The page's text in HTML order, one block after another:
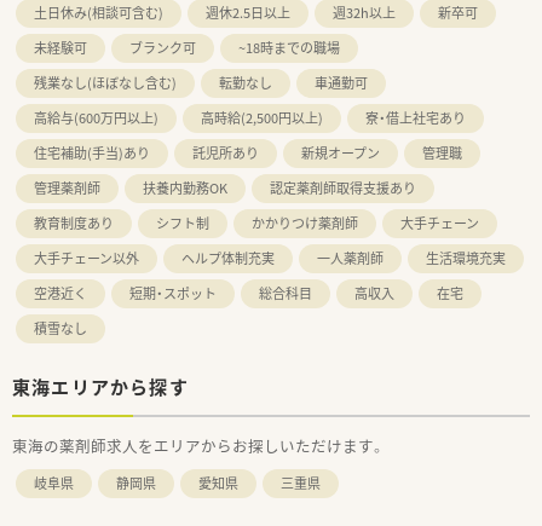
土日休み(相談可含む)
週休2.5日以上 週32h以上
新卒可
未経験可
ブランク可
~18時までの職場
残業なし(ほぼなし含む)
転勤なし
車通勤可
高給与(600万円以上)
高時給(2,500円以上)
寮・借上社宅あり
住宅補助(手当)あり
託児所あり 新規オープン
管理職
管理薬剤師
扶養内勤務OK
認定薬剤師取得支援あり
教育制度あり
シフト制 かかりつけ薬剤師
大手チェーン
大手チェーン以外
ヘルプ体制充実 一人薬剤師
生活環境充実
空港近く
短期・スポット 総合科目 高収入
在宅
積雪なし
東海エリアから探す
東海の薬剤師求人をエリアからお探しいただけます。
岐阜県 静岡県 愛知県 三重県